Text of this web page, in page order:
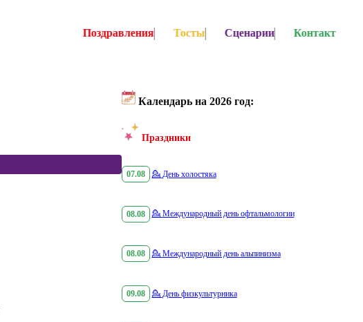
Календарь на 2026 год:
Праздники
07.08 💁 День холостяка
08.08 💁 Международный день офтальмологии
08.08 💁 Международный день альпинизма
09.08 💁 День физкультурника
Поздравления Тосты Сценарии Контакт